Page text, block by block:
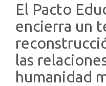
El Pacto
encierra un
las
humanidad